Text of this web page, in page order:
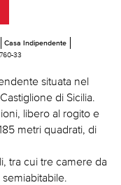
Casa Indipendente
33
situata nel
di Sicilia.
libero al rogito e
metri quadrati, di
tra cui tre camere da